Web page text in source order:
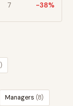
7 -38%
)
Managers (8)